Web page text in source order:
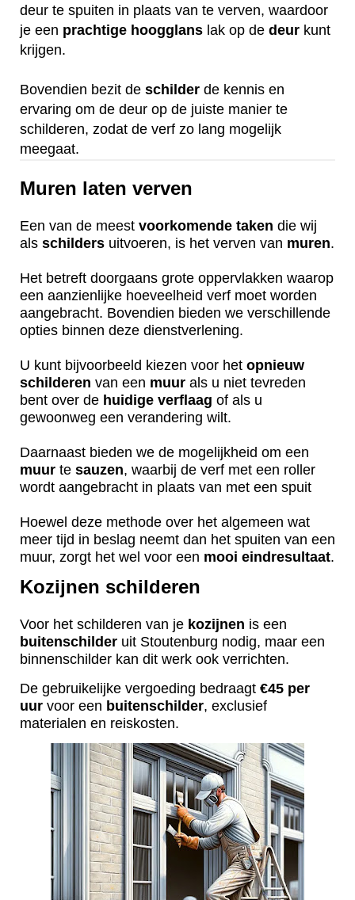
deur te spuiten in plaats van te verven, waardoor
je een prachtige hoogglans lak op de deur kunt
krijgen.
Bovendien bezit de schilder de kennis en
ervaring om de deur op de juiste manier te
schilderen, zodat de verf zo lang mogelijk
meegaat.
Muren laten verven
Een van de meest voorkomende taken die wij
als schilders uitvoeren, is het verven van muren.
Het betreft doorgaans grote oppervlakken waarop
een aanzienlijke hoeveelheid verf moet worden
aangebracht. Bovendien bieden we verschillende
opties binnen deze dienstverlening.
U kunt bijvoorbeeld kiezen voor het opnieuw
schilderen van een muur als u niet tevreden
bent over de huidige verflaag of als u
gewoonweg een verandering wilt.
Daarnaast bieden we de mogelijkheid om een
muur te sauzen, waarbij de verf met een roller
wordt aangebracht in plaats van met een spuit
Hoewel deze methode over het algemeen wat
meer tijd in beslag neemt dan het spuiten van een
muur, zorgt het wel voor een mooi eindresultaat.
Kozijnen schilderen
Voor het schilderen van je kozijnen is een
buitenschilder uit Stoutenburg nodig, maar een
binnenschilder kan dit werk ook verrichten.
De gebruikelijke vergoeding bedraagt €45 per
uur voor een buitenschilder, exclusief
materialen en reiskosten.